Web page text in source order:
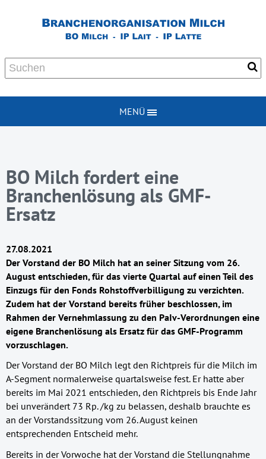
MENÜ
BO Milch fordert eine
Branchenlösung als GMF-
Ersatz
27.08.2021
Der Vorstand der BO Milch hat an seiner Sitzung vom 26.
August entschieden, für das vierte Quartal auf einen Teil des
Einzugs für den Fonds Rohstoffverbilligung zu verzichten.
Zudem hat der Vorstand bereits früher beschlossen, im
Rahmen der Vernehmlassung zu den PaIv-Verordnungen eine
eigene Branchenlösung als Ersatz für das GMF-Programm
vorzuschlagen.
Der Vorstand der BO Milch legt den Richtpreis für die Milch im
A-Segment normalerweise quartalsweise fest. Er hatte aber
bereits im Mai 2021 entschieden, den Richtpreis bis Ende Jahr
bei unverändert 73 Rp. /kg zu belassen, deshalb brauchte es
an der Vorstandssitzung vom 26. August keinen
entsprechenden Entscheid mehr.
Bereits in der Vorwoche hat der Vorstand die Stellungnahme